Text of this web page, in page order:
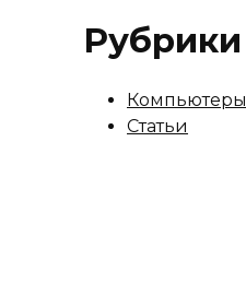
Рубрики
Компьютеры
Статьи